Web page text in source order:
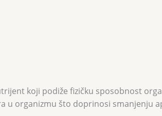
koji podiže fizičku sposobnost
u organizmu što doprinosi smanjenju